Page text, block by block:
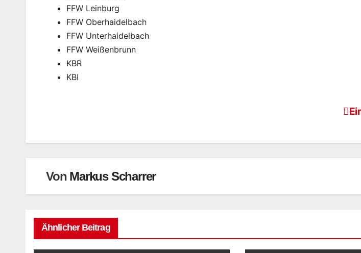
FFW Leinburg
FFW Oberhaidelbach
FFW Unterhaidelbach
FFW Weißenbrunn
KBR
KBI
Von Markus Scharrer
Ähnlicher Beitrag